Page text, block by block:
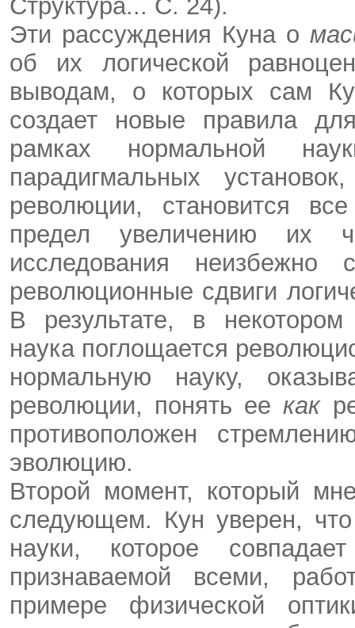
Структура... С. 24).
Эти рассуждения Куна о
об их логической
выводам, о которых сам
создает новые правила
рамках нормальной
парадигмальных
революции, становится
предел увеличению
исследования неизбежно
революционные сдвиги
В результате, в
наука поглощается
нормальную науку,
революции, понять еекак
противоположен
эволюцию.
Второй момент, который
следующем. Кун уверен,
науки, которое
признаваемой всеми,
примере физической